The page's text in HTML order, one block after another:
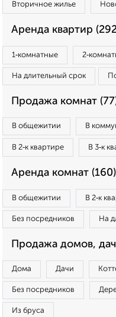
Вторичное жилье
Аренда квартир
1‑комнатные
На длительный срок
Продажа комнат
В общежитии В
В 2‑к квартире В 3‑к
Аренда комнат (160)
В общежитии В 2‑к
Без посредников На
Продажа домов,
Дома Дачи
Без посредников
Из бруса